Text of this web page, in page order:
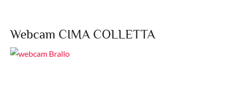
Webcam CIMA COLLETTA